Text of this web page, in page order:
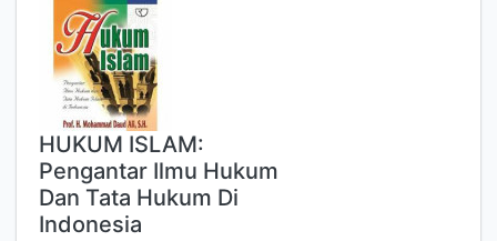
HUKUM ISLAM:
Pengantar Ilmu Hukum
Dan Tata Hukum Di
Indonesia